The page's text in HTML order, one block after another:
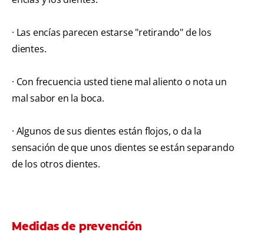
· Las encías parecen estarse "retirando" de los
dientes.
· Con frecuencia usted tiene mal aliento o nota un
mal sabor en la boca.
· Algunos de sus dientes están flojos, o da la
sensación de que unos dientes se están separando
de los otros dientes.
Medidas de prevención